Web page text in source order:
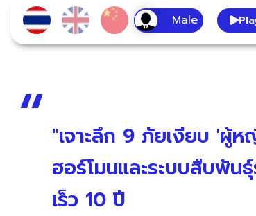
"เจาะลึก 9 ภัยเงียบ 'ผู้
ฮอร์โมนและระบบสืบพั
เร็ว 10 ปี